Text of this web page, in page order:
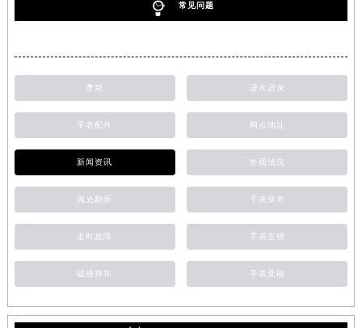
常见问题
萧邦 进水进灰
手表配件 网点地址
新闻资讯 外观清洗
抛光翻新 手表保养
走时故障 手表生锈
磕碰摔坏 手表受磁